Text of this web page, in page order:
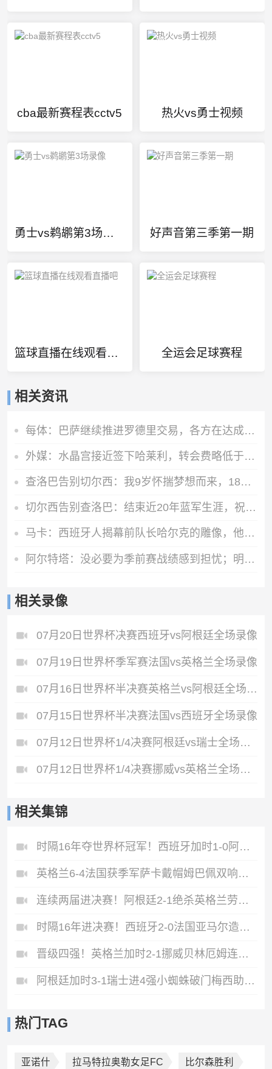
cba最新赛程表cctv5 热火vs勇士视频
勇士vs鹈鹕第3场录像 好声音第三季第一期
篮球直播在线观看直播吧 全运会足球赛程
相关资讯
每体：巴萨继续推进罗德里交易，各方在达成协议前仍保持谨慎态度
外媒：水晶宫接近签下哈莱利，转会费略低于3000万欧元
查洛巴告别切尔西：我9岁怀揣梦想而来，18年后是时候说再见了
切尔西告别查洛巴：结束近20年蓝军生涯，祝他在科莫一切顺利！
马卡：西班牙人揭幕前队长哈尔克的雕像，他在09年因心脏病离世
阿尔特塔：没必要为季前赛战绩感到担忧；明天所有队员全都会归队
相关录像
07月20日世界杯决赛西班牙vs阿根廷全场录像
07月19日世界杯季军赛法国vs英格兰全场录像
07月16日世界杯半决赛英格兰vs阿根廷全场录像
07月15日世界杯半决赛法国vs西班牙全场录像
07月12日世界杯1/4决赛阿根廷vs瑞士全场录像
07月12日世界杯1/4决赛挪威vs英格兰全场录像
相关集锦
时隔16年夺世界杯冠军！西班牙加时1-0阿根廷费兰制胜恩佐染红
英格兰6-4法国获季军萨卡戴帽姆巴佩双响创纪录奥利塞2助+失良机
连续两届进决赛！阿根廷2-1绝杀英格兰劳塔罗恩佐破门梅西两助攻
时隔16年进决赛！西班牙2-0法国亚马尔造点奥亚萨瓦尔、波罗破门
晋级四强！英格兰加时2-1挪威贝林厄姆连场双响谢尔德鲁普破门
阿根廷加时3-1瑞士进4强小蜘蛛破门梅西助攻麦卡恩博洛假摔染红
热门TAG
亚诺什 拉马特拉奥勒女足FC 比尔森胜利